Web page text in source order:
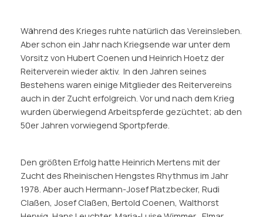
Während des Krieges ruhte natürlich das Vereinsleben.
Aber schon ein Jahr nach Kriegsende war unter dem
Vorsitz von Hubert Coenen und Heinrich Hoetz der
Reiterverein wieder aktiv. In den Jahren seines
Bestehens waren einige Mitglieder des Reitervereins
auch in der Zucht erfolgreich. Vor und nach dem Krieg
wurden überwiegend Arbeitspferde gezüchtet; ab den
50er Jahren vorwiegend Sportpferde.
Den größten Erfolg hatte Heinrich Mertens mit der
Zucht des Rheinischen Hengstes Rhythmus im Jahr
1978. Aber auch Hermann-Josef Platzbecker, Rudi
Claßen, Josef Claßen, Bertold Coenen, Walthorst